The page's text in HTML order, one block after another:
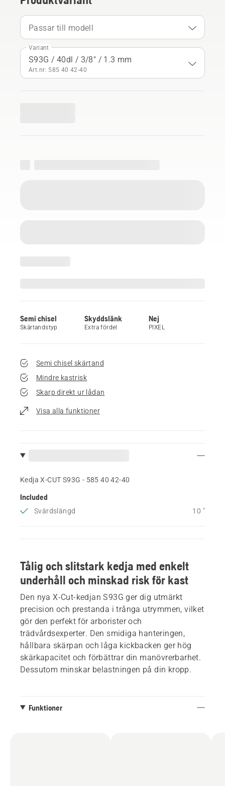
Passar till modell
Variant
S93G / 40dl / 3/8" / 1.3 mm
Art.nr: 585 40 42‑40
Semi chisel
Skärtandstyp
Skyddslänk
Extra fördel
Nej
PIXEL
Semi chisel skärtand
Mindre kastrisk
Skarp direkt ur lådan
Visa alla funktioner
Kedja X-CUT S93G - 585 40 42‑40
Included
Svärdslängd 10 "
Tålig och slitstark kedja med enkelt
underhåll och minskad risk för kast
Den nya X-Cut-kedjan S93G ger dig utmärkt
precision och prestanda i trånga utrymmen, vilket
gör den perfekt för arborister och
trädvårdsexperter. Den smidiga hanteringen,
hållbara skärpan och låga kickbacken ger hög
skärkapacitet och förbättrar din manövrerbarhet.
Dessutom minskar belastningen på din kropp.
Funktioner